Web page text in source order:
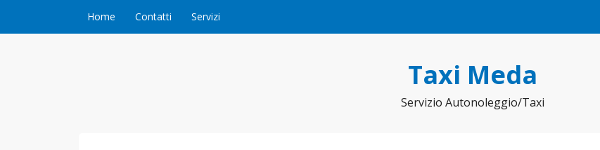
Home Contatti Servizi
Taxi Meda
Servizio Autonoleggio/Taxi